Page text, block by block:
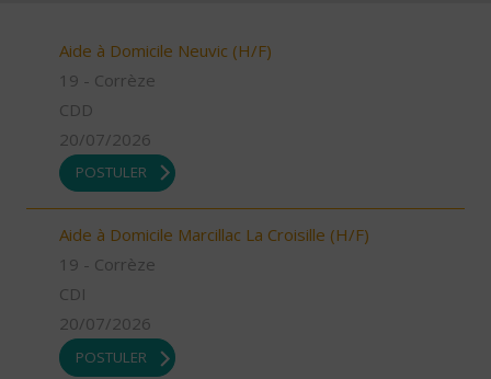
Aide à Domicile Neuvic (H/F)
19 - Corrèze
CDD
20/07/2026
POSTULER
Aide à Domicile Marcillac La Croisille (H/F)
19 - Corrèze
CDI
20/07/2026
POSTULER